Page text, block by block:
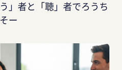
」者と「聴」者でろうち
ー